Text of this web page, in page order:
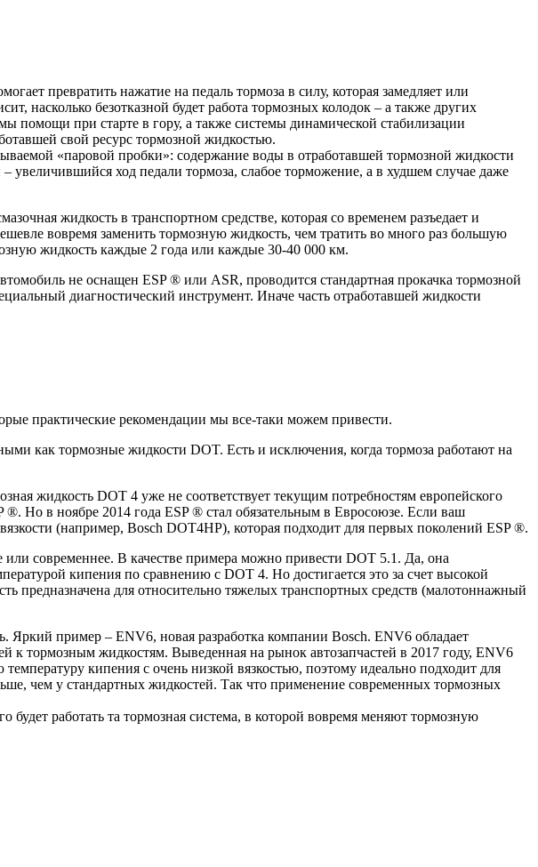
превратить нажатие на педаль тормоза в силу, которая замедляет или
насколько безотказной будет работа тормозных колодок – а также других
помощи при старте в гору, а также системы динамической стабилизации
свой ресурс тормозной жидкостью.
«паровой пробки»: содержание воды в отработавшей тормозной жидкости
ход педали тормоза, слабое торможение, а в худшем случае даже
жидкость в транспортном средстве, которая со временем разъедает и
вовремя заменить тормозную жидкость, чем тратить во много раз большую
жидкость каждые 2 года или каждые 30-40 000 км.
не оснащен ESP ® или ASR, проводится стандартная прокачка тормозной
диагностический инструмент. Иначе часть отработавшей жидкости
практические рекомендации мы все-таки можем привести.
как тормозные жидкости DOT. Есть и исключения, когда тормоза работают на
жидкость DOT 4 уже не соответствует текущим потребностям европейского
Но в ноябре 2014 года ESP ® стал обязательным в Евросоюзе. Если ваш
(например, Bosch DOT4HP), которая подходит для первых поколений ESP ®.
современнее. В качестве примера можно привести DOT 5.1. Да, она
кипения по сравнению с DOT 4. Но достигается это за счет высокой
предназначена для относительно тяжелых транспортных средств (малотоннажный
пример – ENV6, новая разработка компании Bosch. ENV6 обладает
тормозным жидкостям. Выведенная на рынок автозапчастей в 2017 году, ENV6
кипения с очень низкой вязкостью, поэтому идеально подходит для
чем у стандартных жидкостей. Так что применение современных тормозных
будет работать та тормозная система, в которой вовремя меняют тормозную